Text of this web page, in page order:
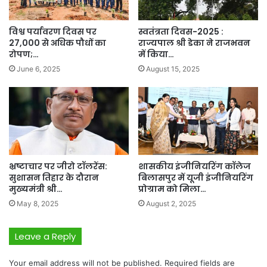
विश्व पर्यावरण दिवस पर
27,000 से अधिक पौधों का
रोपण;…
June 6, 2025
स्वतंत्रता दिवस-2025 :
राज्यपाल श्री डेका ने राजभवन
में किया…
August 15, 2025
भ्रष्टाचार पर जीरो टॉलरेंस:
सुशासन तिहार के दौरान
मुख्यमंत्री श्री…
May 8, 2025
शासकीय इंजीनियरिंग कॉलेज
बिलासपुर में यूजी इंजीनियरिंग
प्रोग्राम को मिला…
August 2, 2025
Leave a Reply
Your email address will not be published. Required fields are